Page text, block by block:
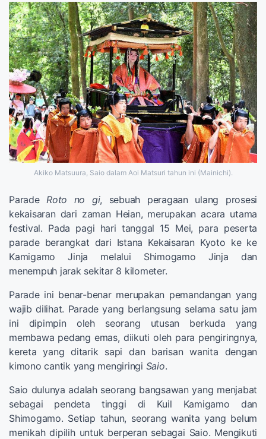
Akiko Matsuura, Saio dalam Aoi Matsuri tahun ini (Mainichi).
Parade Roto no gi, sebuah peragaan ulang prosesi
kekaisaran dari zaman Heian, merupakan acara utama
festival. Pada pagi hari tanggal 15 Mei, para peserta
parade berangkat dari Istana Kekaisaran Kyoto ke ke
Kamigamo Jinja melalui Shimogamo Jinja dan
menempuh jarak sekitar 8 kilometer.
Parade ini benar-benar merupakan pemandangan yang
wajib dilihat. Parade yang berlangsung selama satu jam
ini dipimpin oleh seorang utusan berkuda yang
membawa pedang emas, diikuti oleh para pengiringnya,
kereta yang ditarik sapi dan barisan wanita dengan
kimono cantik yang mengiringi Saio.
Saio dulunya adalah seorang bangsawan yang menjabat
sebagai pendeta tinggi di Kuil Kamigamo dan
Shimogamo. Setiap tahun, seorang wanita yang belum
menikah dipilih untuk berperan sebagai Saio. Mengikuti